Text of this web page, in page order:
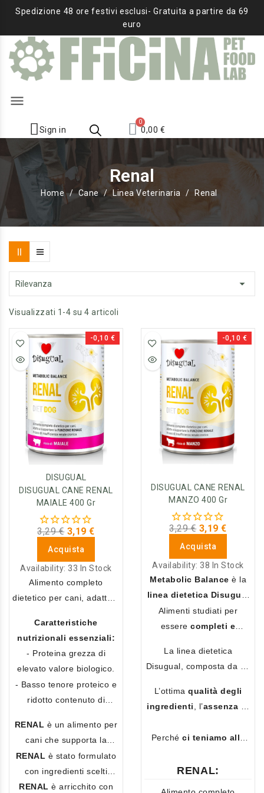
Spedizione 48 ore festivi esclusi- Gratuita a partire da 69
euro
menu
Sign in 0,00 €
Renal
Home Cane Linea Veterinaria Renal
Rilevanza 
Visualizzati 1-4 su 4 articoli
-0,10 €
DISUGUAL
DISUGUAL CANE RENAL
MAIALE 400 Gr
3,29 € 3,19 €
Acquista
Availability: 33 In Stock
Alimento completo
dietetico per cani, adatto a
RENALEin caso di
insufficienza renale
cronica.
Caratteristiche
nutrizionali essenziali:
- Proteina grezza di
elevato valore biologico.
- Basso tenore proteico e
ridotto contenuto di
meglio le funzioni renali.
RENAL è un alimento per
cani che supporta la
funzione renale ed è
formulato con una singola
proteina animale. Le carni
RENAL è stato formulato
con ingredienti scelti
appositamente per il loro
RENAL è arricchito con
-0,10 €
DISUGUAL CANE RENAL
MANZO 400 Gr
3,29 € 3,19 €
Acquista
Availability: 38 In Stock
Metabolic Balance è la
linea dietetica Disugual
indicata per cani che, a
causa diproblematiche
un’ alimentazione
specifica.
Alimenti studiati per
esserecompleti e
supporto essenziale a tutti
icani con esigenze
nutrizionali particolari
La linea dietetica
Disugual, composta da 10
o 3 gusti, permette di
variare la dieta e
dei cani più esigenti.
L’ottima qualità degli
ingredienti, l’assenza di
conservantiartificiali,
linea Disugual Metabolic
Perché ci teniamo alla
te! ♥
RENAL: